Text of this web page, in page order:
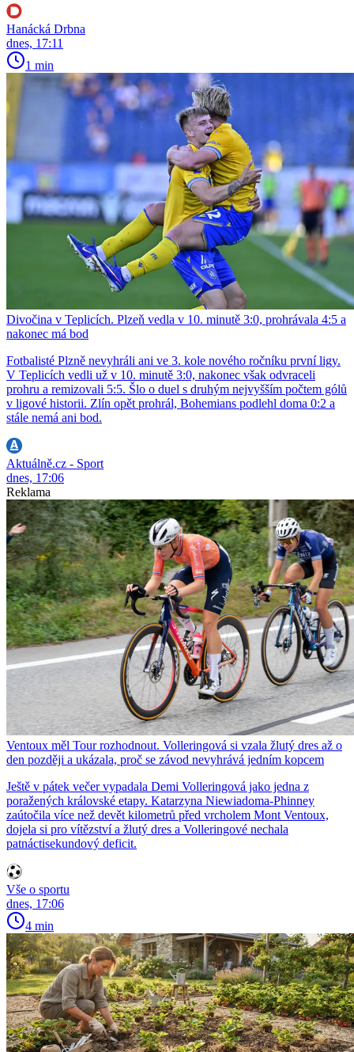
Hanácká Drbna
dnes, 17:11
1 min
Divočina v Teplicích. Plzeň vedla v 10. minutě 3:0, prohrávala 4:5 a
nakonec má bod
Fotbalisté Plzně nevyhráli ani ve 3. kole nového ročníku první ligy.
V Teplicích vedli už v 10. minutě 3:0, nakonec však odvraceli
prohru a remizovali 5:5. Šlo o duel s druhým nejvyšším počtem gólů
v ligové historii. Zlín opět prohrál, Bohemians podlehl doma 0:2 a
stále nemá ani bod.
Aktuálně.cz - Sport
dnes, 17:06
Reklama
Ventoux měl Tour rozhodnout. Volleringová si vzala žlutý dres až o
den později a ukázala, proč se závod nevyhrává jedním kopcem
Ještě v pátek večer vypadala Demi Volleringová jako jedna z
poražených královské etapy. Katarzyna Niewiadoma-Phinney
zaútočila více než devět kilometrů před vrcholem Mont Ventoux,
dojela si pro vítězství a žlutý dres a Volleringové nechala
patnáctisekundový deficit.
Vše o sportu
dnes, 17:06
4 min